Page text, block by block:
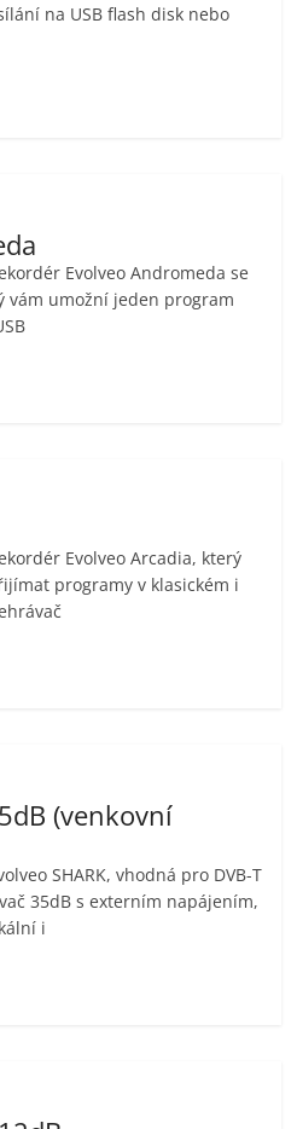
na USB flash disk nebo
Evolveo Andromeda se
vám umožní jeden program
Evolveo Arcadia, který
programy v klasickém i
(venkovní
SHARK, vhodná pro DVB-T
35dB s externím napájením,
i